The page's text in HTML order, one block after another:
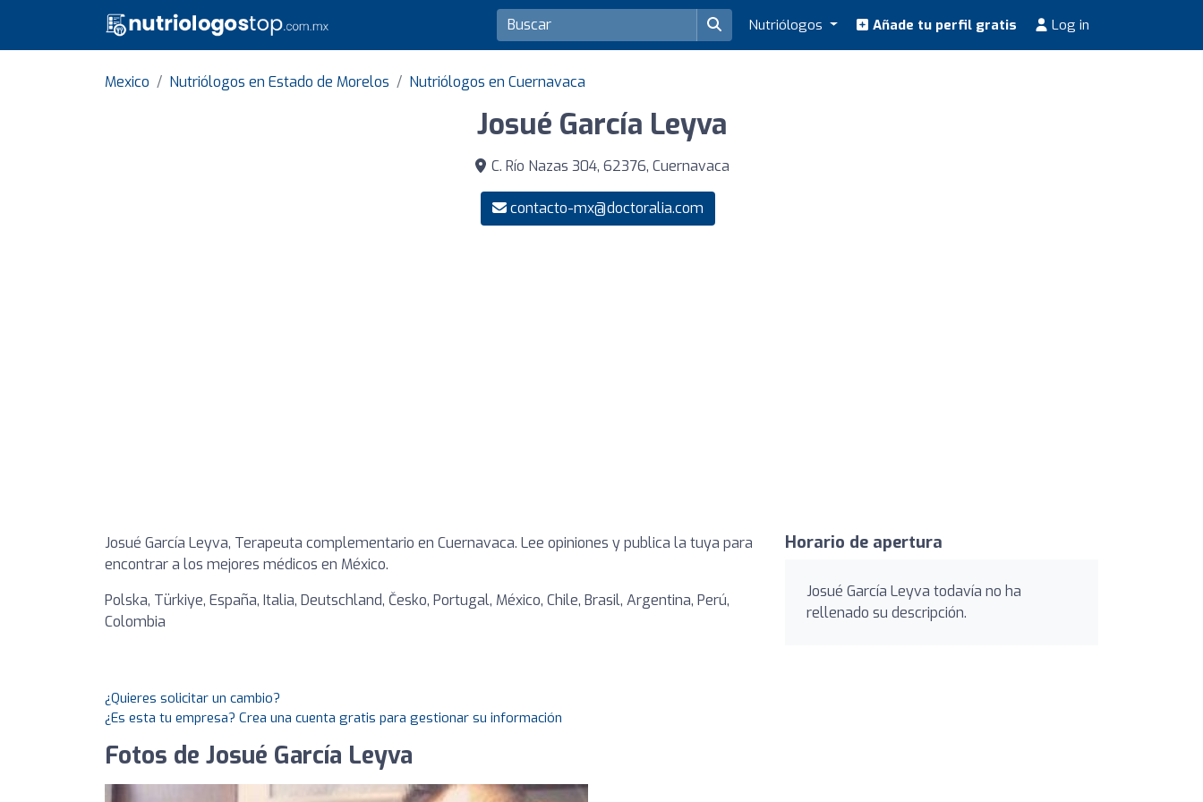
Nutriólogos Añade tu perfil gratis Log in
Mexico Nutriólogos en Estado de Morelos Nutriólogos en Cuernavaca
Josué García Leyva
C. Río Nazas 304, 62376, Cuernavaca
contacto-mx@doctoralia.com
Josué García Leyva, Terapeuta complementario en Cuernavaca. Lee opiniones y publica la tuya para
encontrar a los mejores médicos en México.
Polska, Türkiye, España, Italia, Deutschland, Česko, Portugal, México, Chile, Brasil, Argentina, Perú,
Colombia
Horario de apertura
Josué García Leyva todavía no ha
rellenado su descripción.
¿Quieres solicitar un cambio?
¿Es esta tu empresa? Crea una cuenta gratis para gestionar su información
Fotos de Josué García Leyva